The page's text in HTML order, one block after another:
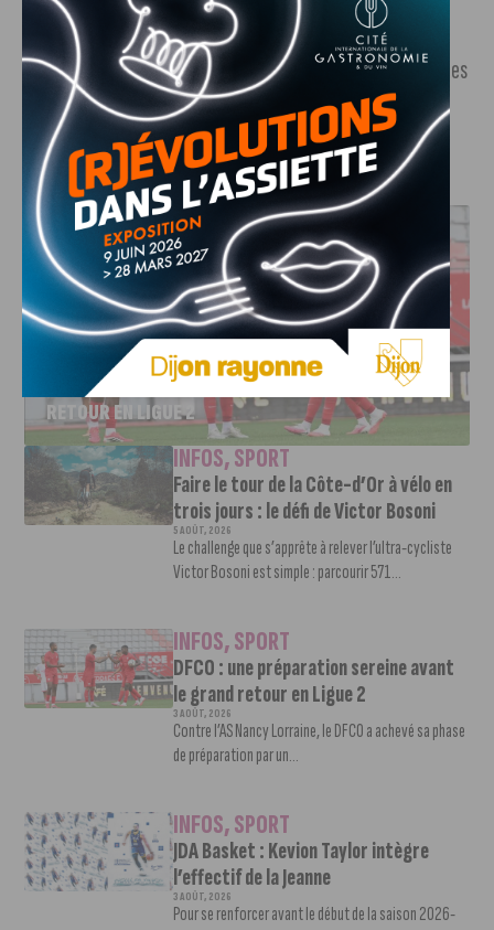
L’occasion de se retrouver pour fêter le retour de l’été et des
P’tites Guinguettes de Biscrocamp.
J'AIME LE DFCO
DFCO : UNE PRÉPARATION SEREINE AVANT LE GRAND
RETOUR EN LIGUE 2
INFOS,SPORT
Faire le tour de la Côte-d’Or à vélo en
trois jours : le défi de Victor Bosoni
5 AOÛT, 2026
Le challenge que s’apprête à relever l’ultra-cycliste
Victor Bosoni est simple : parcourir 571...
INFOS,SPORT
DFCO : une préparation sereine avant
le grand retour en Ligue 2
3 AOÛT, 2026
Contre l’AS Nancy Lorraine, le DFCO a achevé sa phase
de préparation par un...
INFOS,SPORT
JDA Basket : Kevion Taylor intègre
l’effectif de la Jeanne
3 AOÛT, 2026
Pour se renforcer avant le début de la saison 2026-